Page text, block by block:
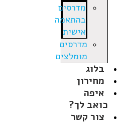
מדרסים
בהתאמה
אישית
מדרסים
מומלצים
בלוג
מחירון
איפה
כואב לך?
צור קשר